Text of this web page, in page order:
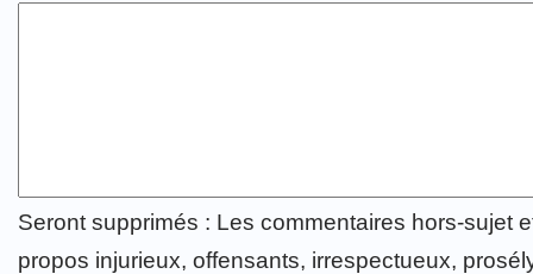
Seront supprimés : Les commentaires hors-sujet
propos injurieux, offensants, irrespectueux,